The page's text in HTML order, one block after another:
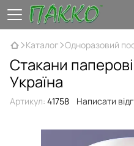
Каталог Одноразовий
Стакани
Україна
Артикул: 41758 Написати